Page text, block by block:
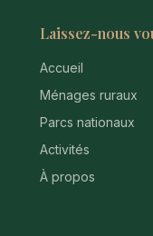
Laissez-nous
Accueil
Ménages ruraux
Parcs nationaux
Activités
À propos